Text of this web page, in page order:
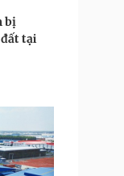
bị
tại